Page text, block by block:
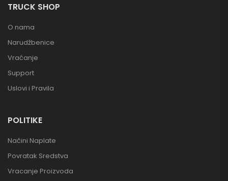
TRUCK SHOP
O nama
Narudžbenice
Vraćanje
Support
Uslovi i Pravila
POLITIKE
Načini Naplate
Povratak Sredstva
Vracanje Proizvoda